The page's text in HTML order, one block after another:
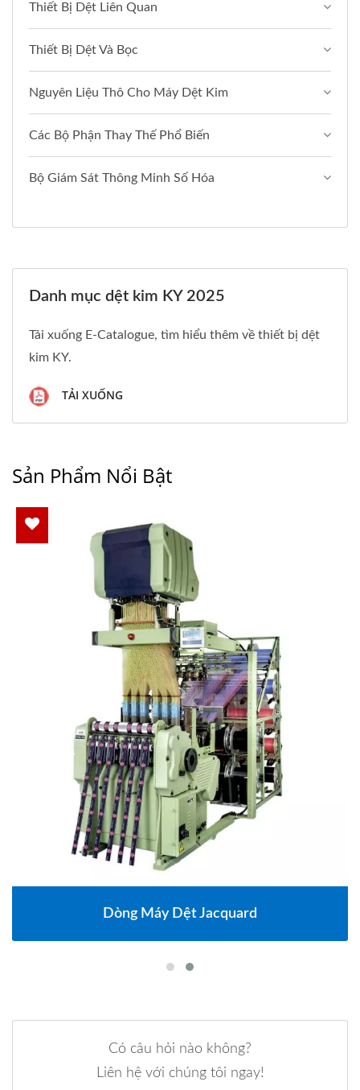
Thiết Bị Dệt Liên Quan
Thiết Bị Dệt Và Bọc
Nguyên Liệu Thô Cho Máy Dệt Kim
Các Bộ Phận Thay Thế Phổ Biến
Bộ Giám Sát Thông Minh Số Hóa
Danh mục dệt kim KY 2025
Tải xuống E-Catalogue, tìm hiểu thêm về thiết bị dệt
kim KY.
TẢI XUỐNG
Sản Phẩm Nổi Bật
Dòng Máy Dệt Jacquard
Có câu hỏi nào không?
Liên hệ với chúng tôi ngay!